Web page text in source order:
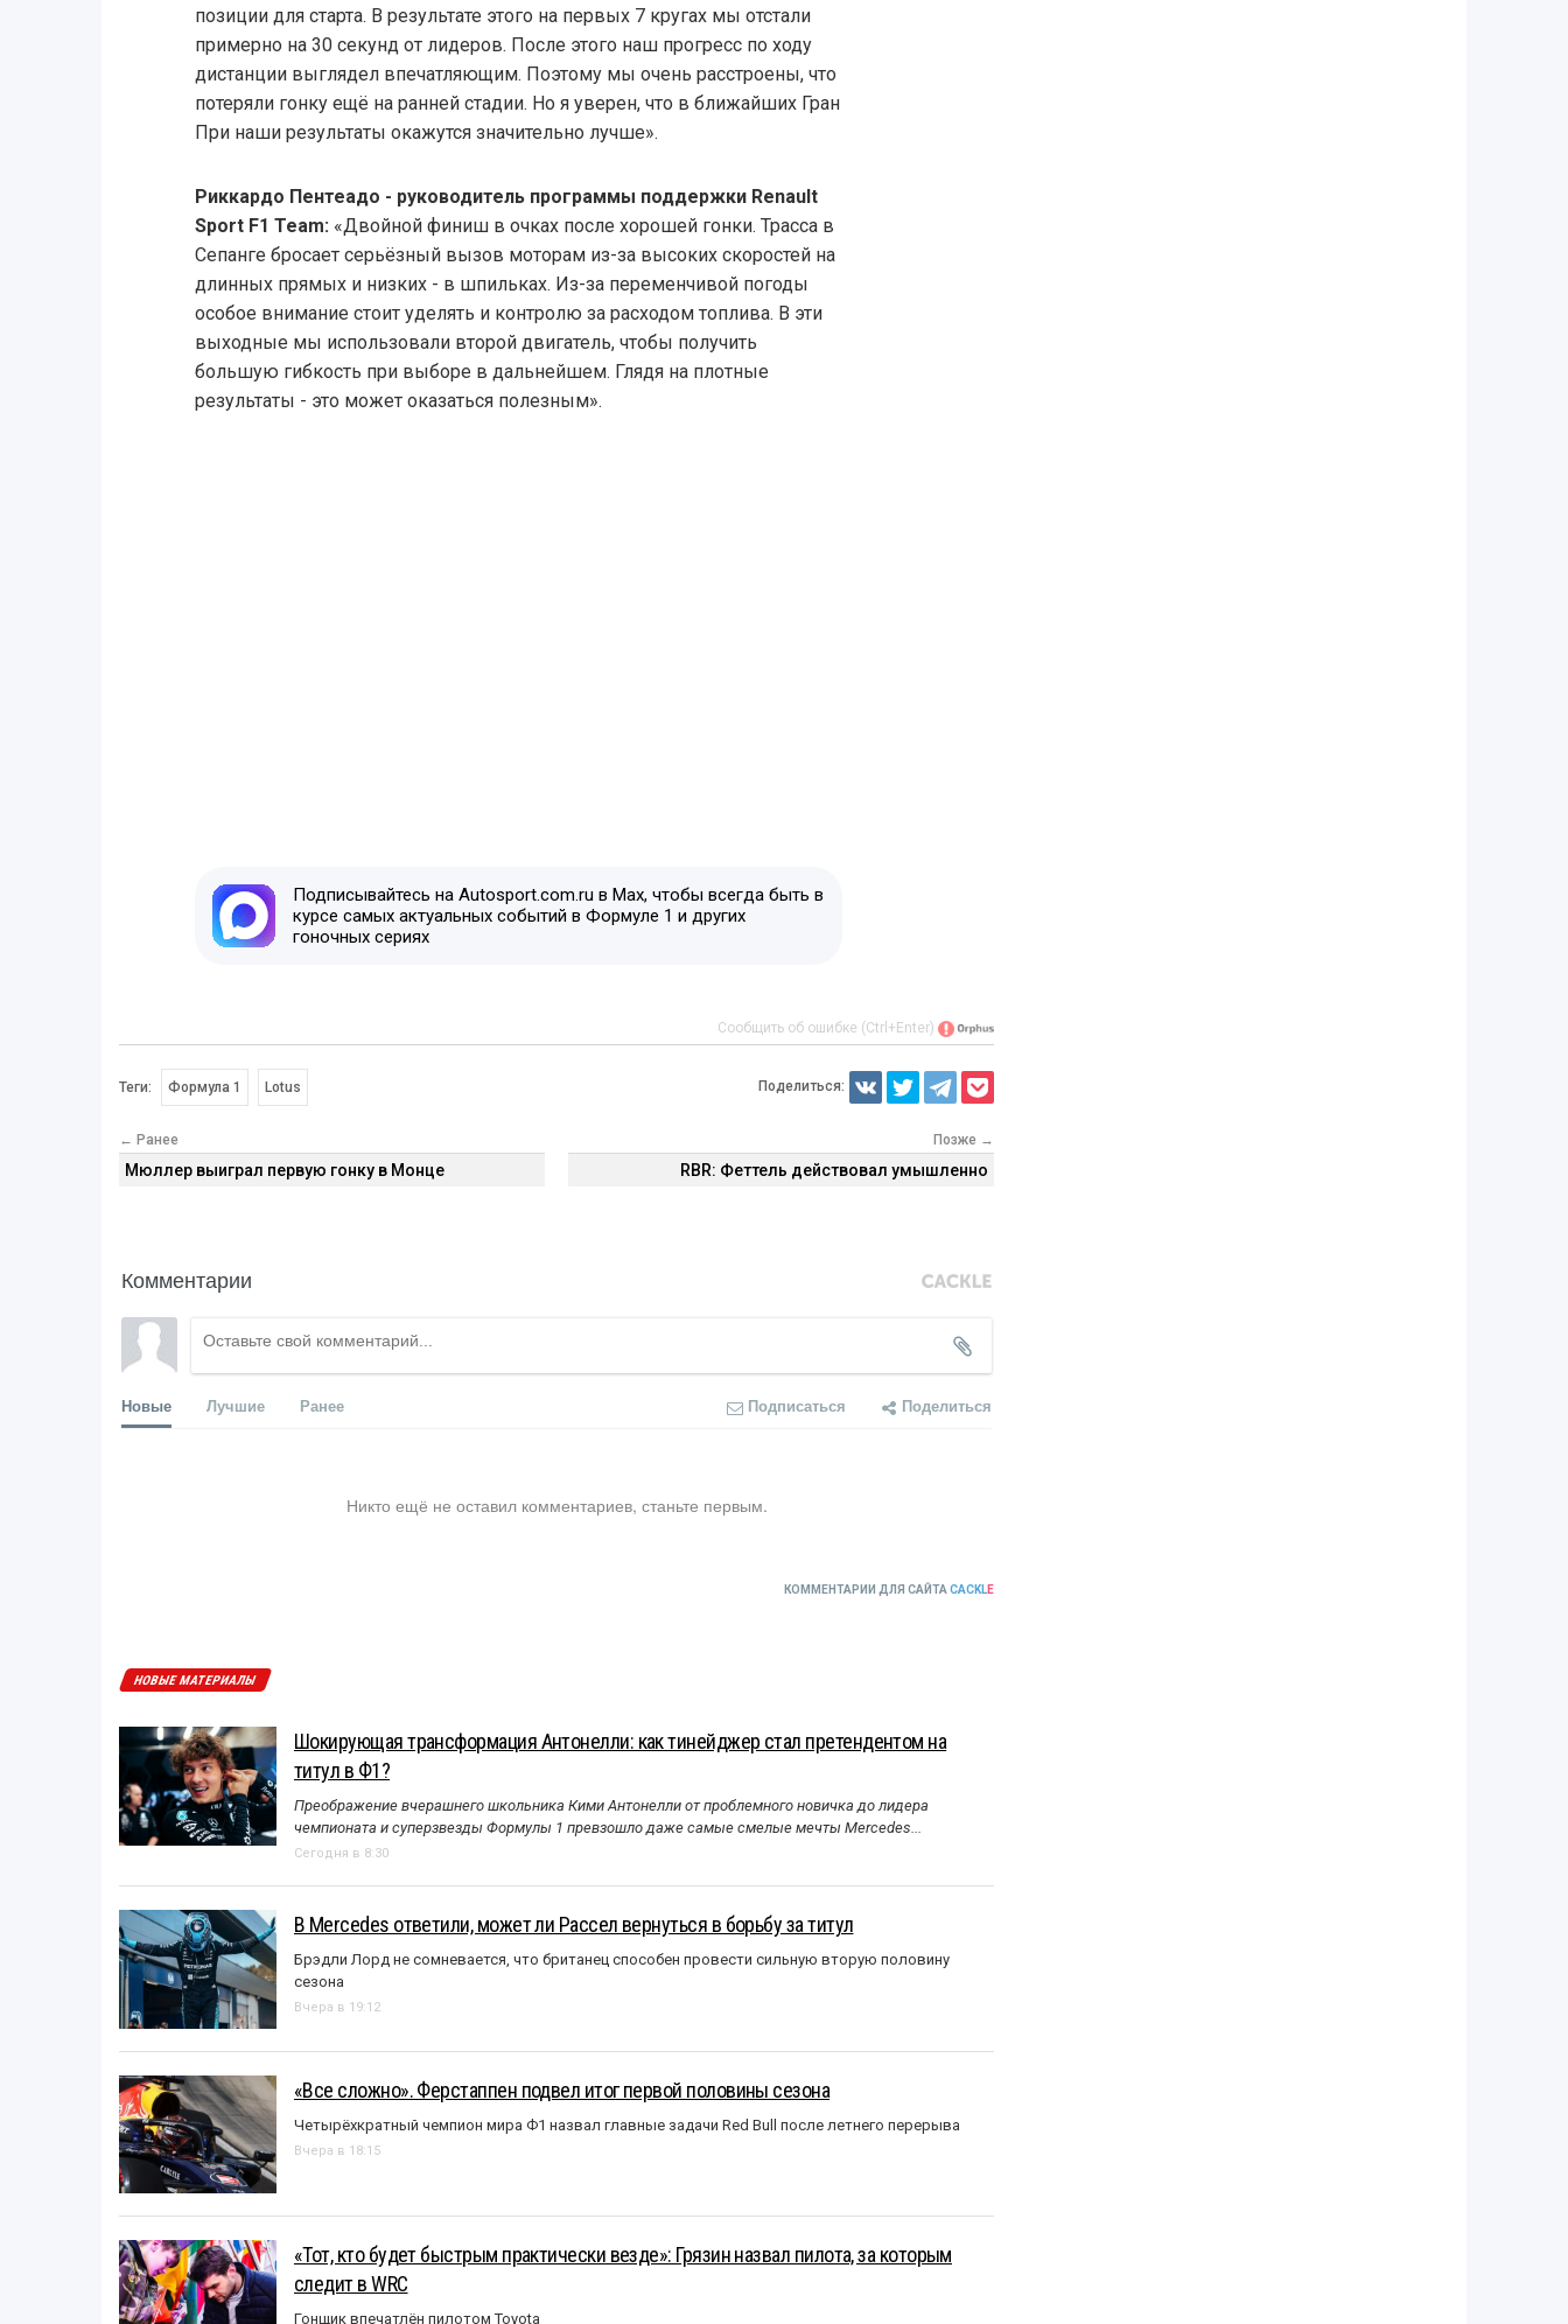
позиции для старта. В результате этого на первых 7 кругах мы отстали
примерно на 30 секунд от лидеров. После этого наш прогресс по ходу
дистанции выглядел впечатляющим. Поэтому мы очень расстроены, что
потеряли гонку ещё на ранней стадии. Но я уверен, что в ближайших Гран
При наши результаты окажутся значительно лучше».
Риккардо Пентеадо - руководитель программы поддержки Renault
Sport F1 Team:«Двойной финиш в очках после хорошей гонки. Трасса в
Сепанге бросает серьёзный вызов моторам из-за высоких скоростей на
длинных прямых и низких - в шпильках. Из-за переменчивой погоды
особое внимание стоит уделять и контролю за расходом топлива. В эти
выходные мы использовали второй двигатель, чтобы получить
большую гибкость при выборе в дальнейшем. Глядя на плотные
результаты - это может оказаться полезным».
Подписывайтесь на Autosport.com.ru в Max, чтобы всегда быть в
курсе самых актуальных событий в Формуле 1 и других
гоночных сериях
Сообщить об ошибке (Ctrl+Enter)
Теги: Формула 1 Lotus Поделиться:
← Ранее
Мюллер выиграл первую гонку в Монце
Позже →
RBR: Феттель действовал умышленно
Комментарии
Новые Лучшие Ранее Подписаться Поделиться
Никто ещё не оставил комментариев, станьте первым.
КОММЕНТАРИИ ДЛЯ САЙТАCACKLE
НОВЫЕ МАТЕРИАЛЫ
Шокирующая трансформация Антонелли: как тинейджер стал претендентом на
титул в Ф1?
Преображение вчерашнего школьника Кими Антонелли от проблемного новичка до лидера
чемпионата и суперзвезды Формулы 1 превзошло даже самые смелые мечты Mercedes...
Сегодня в 8:30
В Mercedes ответили, может ли Рассел вернуться в борьбу за титул
Брэдли Лорд не сомневается, что британец способен провести сильную вторую половину
сезона
Вчера в 19:12
«Все сложно». Ферстаппен подвел итог первой половины сезона
Четырёхкратный чемпион мира Ф1 назвал главные задачи Red Bull после летнего перерыва
Вчера в 18:15
«Тот, кто будет быстрым практически везде»: Грязин назвал пилота, за которым
следит в WRC
Гонщик впечатлён пилотом Toyota